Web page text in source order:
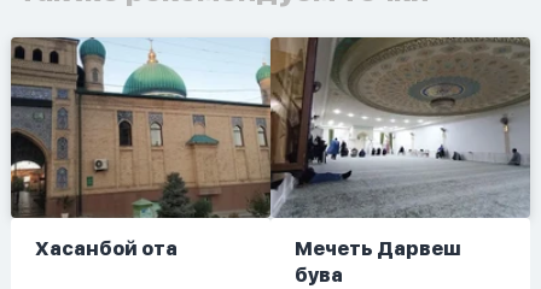
Хасанбой ота
Мечеть Дарвеш
бува